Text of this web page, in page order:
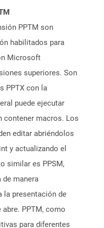
PPTM son
habilitados para
Microsoft
superiores. Son
PPTX con la
puede ejecutar
contener macros. Los
editar abriéndolos
y actualizando el
similar es PPSM,
de manera
la presentación de
PPTM, como
para diferentes